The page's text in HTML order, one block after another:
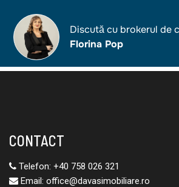
CONTACT
Telefon: +40 758 026 321
Email: office@davasimobiliare.ro